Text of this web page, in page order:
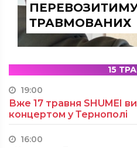
ТРАВМОВАНИХ
15
19:00
Вже 17 травня SHUMEI
концертом у Тернополі
16:00